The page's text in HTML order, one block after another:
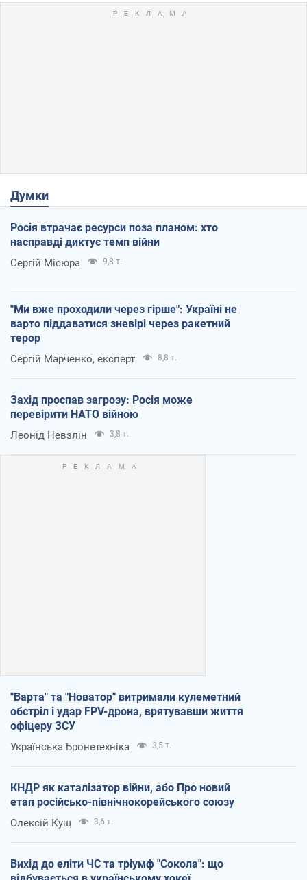
Думки
Росія втрачає ресурси поза планом: хто
насправді диктує темп війни
Сергій Місюра 9,8 т.
"Ми вже проходили через гірше": Україні не
варто піддаватися зневірі через ракетний
терор
Сергій Марченко, експерт 8,8 т.
Захід проспав загрозу: Росія може
перевірити НАТО війною
Леонід Невзлін 3,8 т.
"Варта" та "Новатор" витримали кулеметний
обстріл і удар FPV-дрона, врятувавши життя
офіцеру ЗСУ
Українська Бронетехніка 3,5 т.
КНДР як каталізатор війни, або Про новий
етап російсько-північнокорейського союзу
Олексій Кущ 3,6 т.
Вихід до еліти ЧС та тріумф "Сокола": що